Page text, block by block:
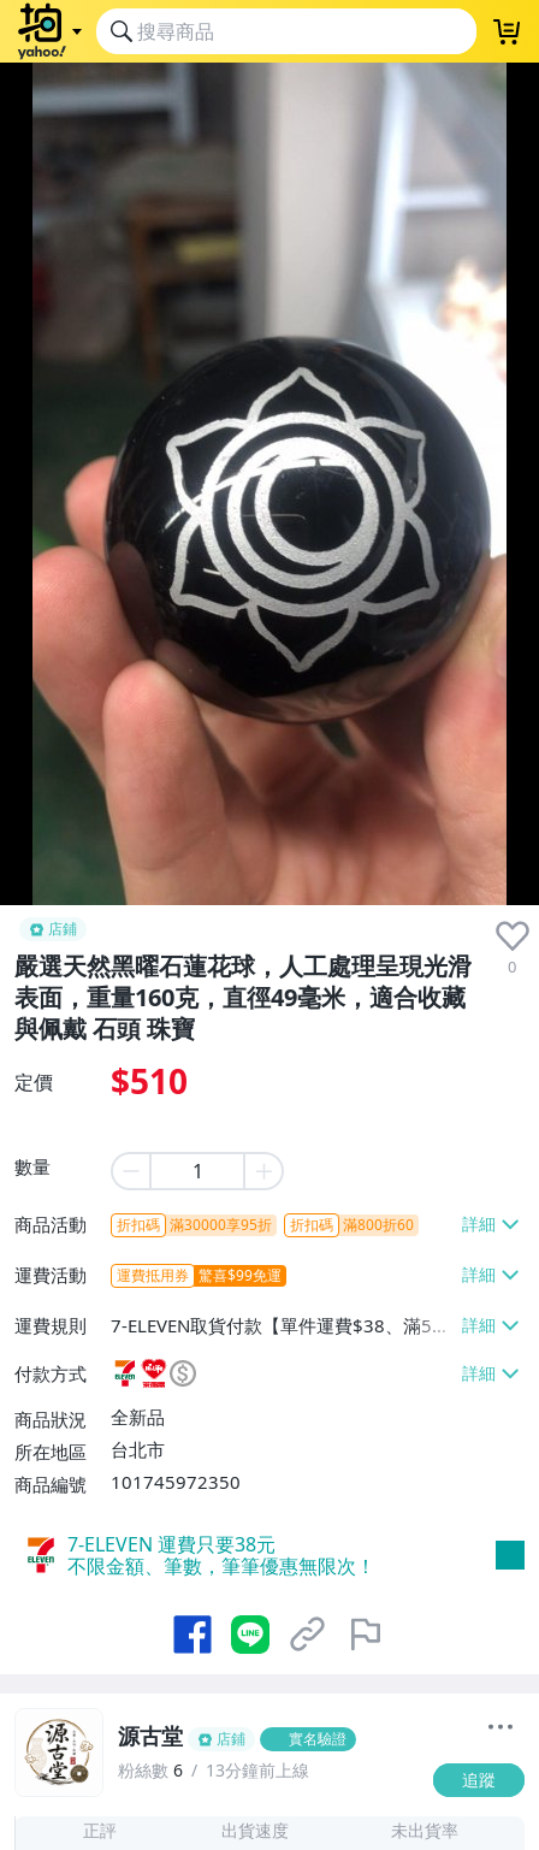
店鋪
嚴選天然黑曜石蓮花球，人工處理呈現光滑
表面，重量160克，直徑49毫米，適合收藏
與佩戴 石頭 珠寶
0
定價 $510
數量
商品活動 折扣碼 滿30000享95折 折扣碼 滿800折60
運費活動 運費抵用券 驚喜$99免運
運費規則
7-ELEVEN取貨付款【單件運費$38、滿5件
或消費滿$1298免運費】、7-ELEVEN取貨
不付款【免運費】、萊爾富取貨付款【單件
運費$60、滿5件或消費滿$1298免運
費】、宅配/貨運【單件運費$120、滿5件
付款方式
商品狀況
全新品
所在地區
台北市
商品編號
101745972350
7-ELEVEN 運費只要38元
不限金額、筆數，筆筆優惠無限次！
源古堂 店鋪 實名驗證
粉絲數 6 13分鐘前上線 追蹤
正評 出貨速度 未出貨率